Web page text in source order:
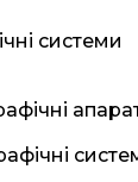
системи